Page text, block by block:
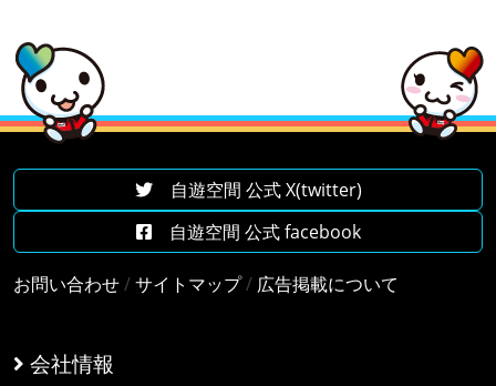
会社情報
自遊空間 公式 X(twitter)
自遊空間 公式 facebook
お問い合わせ/サイトマップ/ 広告掲載について